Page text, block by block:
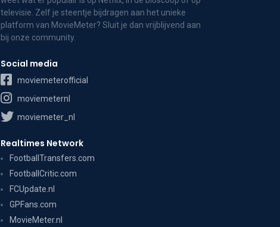
televisie. Zelf je steentje bijdragen aan het unieke
platform van MovieMeter? Sluit je dan vrijblijvend aan
bij onze community.
Social media
moviemeterofficial
moviemeternl
moviemeter_nl
Realtimes Network
FootballTransfers.com
FootballCritic.com
FCUpdate.nl
GPFans.com
MovieMeter.nl